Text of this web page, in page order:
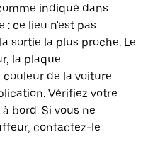
indiqué dans
: ce lieu n'est pas
sortie la plus proche. Le
la plaque
de la voiture
Vérifiez votre
bord. Si vous ne
contactez-le